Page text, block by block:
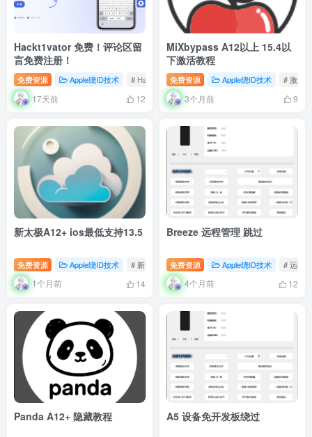
Hackt1vator 免费！评论区留
言免费注册！
免费资源 Apple绕ID技术 # Hackt1vator # 免费 # 免费注册
17天前 12
MiXbypass A12以上 15.4以
下激活教程
免费资源 Apple绕ID技术 # 激活
3个月前 9
新太极A12+ ios最低支持13.5
免费资源 Apple绕ID技术 # 新太极A12
1个月前 14
Breeze 远程管理 跳过
免费资源 Apple绕ID技术 # 远程
4个月前 12
Panda A12+ 隐藏教程 A5 设备免开发板绕过